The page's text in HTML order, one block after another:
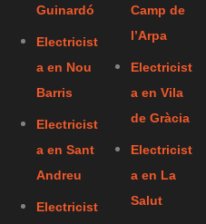
Guinardó
Electricist
a en Nou
Barris
Electricist
a en Sant
Andreu
Electricist
Camp de
l’Arpa
Electricist
a en Vila
de Gràcia
Electricist
a en La
Salut